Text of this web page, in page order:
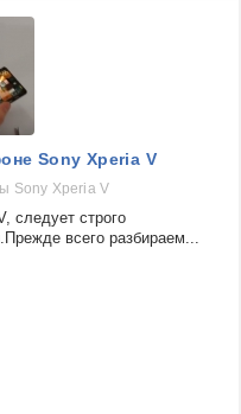
Sony Xperia V
Sony Xperia V
следует строго
всего разбираем...